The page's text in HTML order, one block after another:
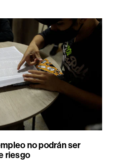
no podrán ser
riesgo